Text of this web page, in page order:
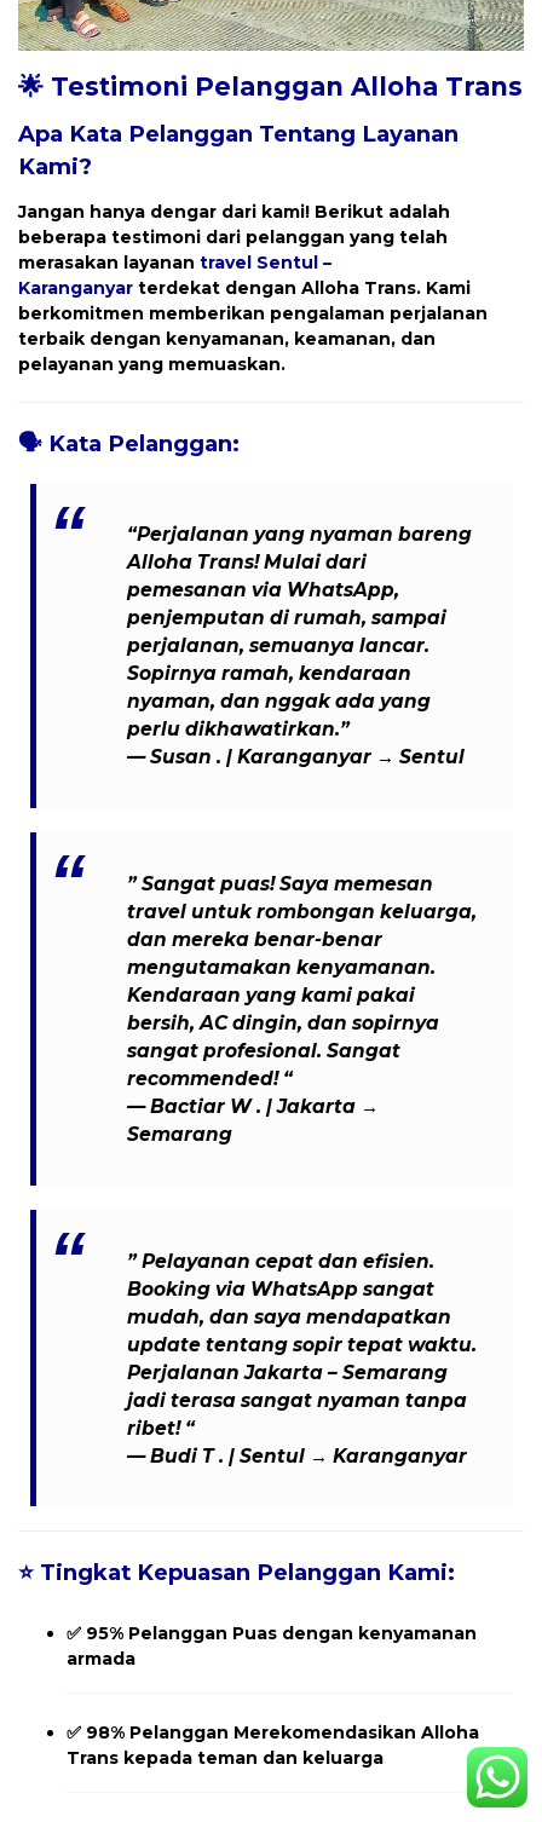
🌟 Testimoni Pelanggan Alloha Trans
Apa Kata Pelanggan Tentang Layanan
Kami?
Jangan hanya dengar dari kami! Berikut adalah
beberapa testimoni dari pelanggan yang telah
merasakan layanan travel Sentul –
Karanganyar terdekat dengan Alloha Trans. Kami
berkomitmen memberikan pengalaman perjalanan
terbaik dengan kenyamanan, keamanan, dan
pelayanan yang memuaskan.
🗣️ Kata Pelanggan:
“Perjalanan yang nyaman bareng
Alloha Trans! Mulai dari
pemesanan via WhatsApp,
penjemputan di rumah, sampai
perjalanan, semuanya lancar.
Sopirnya ramah, kendaraan
nyaman, dan nggak ada yang
perlu dikhawatirkan.”
— Susan . | Karanganyar → Sentul
” Sangat puas! Saya memesan
travel untuk rombongan keluarga,
dan mereka benar-benar
mengutamakan kenyamanan.
Kendaraan yang kami pakai
bersih, AC dingin, dan sopirnya
sangat profesional. Sangat
recommended! “
— Bactiar W . | Jakarta →
Semarang
” Pelayanan cepat dan efisien.
Booking via WhatsApp sangat
mudah, dan saya mendapatkan
update tentang sopir tepat waktu.
Perjalanan Jakarta – Semarang
jadi terasa sangat nyaman tanpa
ribet! “
—Budi T . | Sentul → Karanganyar
⭐ Tingkat Kepuasan Pelanggan Kami:
✅ 95% Pelanggan Puas dengan kenyamanan
armada
✅ 98% Pelanggan Merekomendasikan Alloha
Trans kepada teman dan keluarga